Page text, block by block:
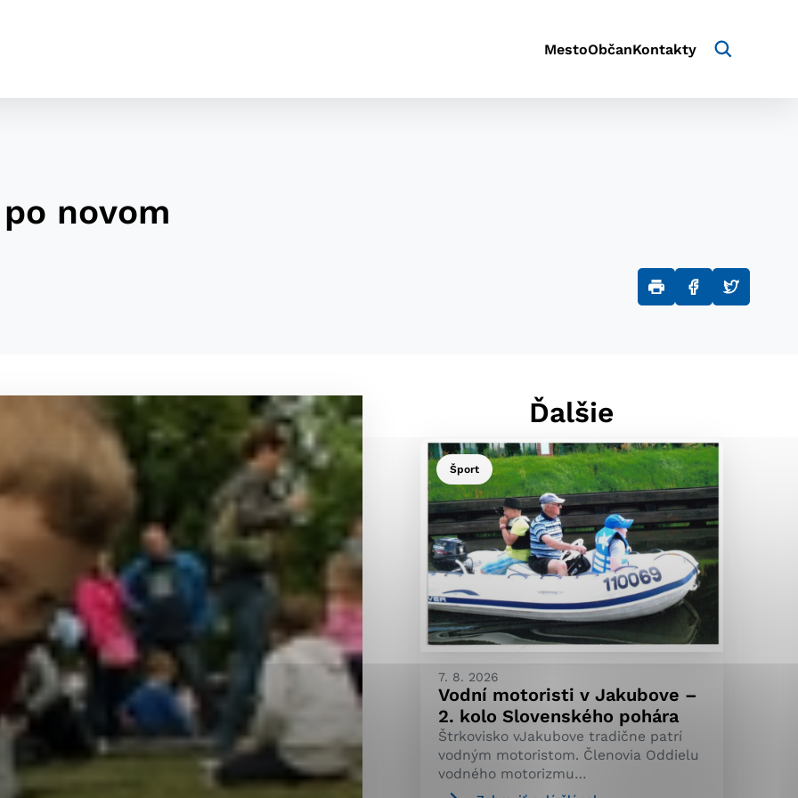
MestoObčanKontakty
novom
Ďalšie
Šport
7. 8. 2026
Vodní motoristi v Jakubove –
2. kolo Slovenského pohára
Štrkovisko vJakubove tradične patrí
vodným motoristom. Členovia Oddielu
vodného motorizmu…
ktorú chcete povoliť
pre prevádzku nevyhnutné a pomáhajú urobiť webové stránky uplatniteľnými
funkcie, ako je navigácia na stránke a prístup k zabezpečeným oblastiam webovej
cookie nemôže web správne fungovať.
prevádzkovateľovi stránok pochopiť, ako návštevníci stránok stránku používajú,
a ponúknuť im lepšiu skúsenosť. Všetky dáta sa zbierajú anonymne a nie je
osobou.
Povoliť všetko Uložiť nastavenia Viac informácií